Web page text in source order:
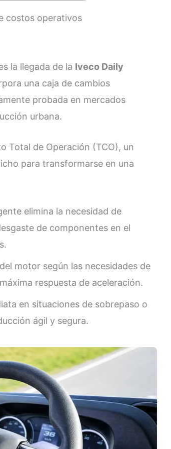
costos operativos
la llegada de la Iveco Daily
una caja de cambios
probada en mercados
urbana.
Total de Operación (TCO), un
para transformarse en una
elimina la necesidad de
de componentes en el
motor según las necesidades de
respuesta de aceleración.
en situaciones de sobrepaso o
ágil y segura.